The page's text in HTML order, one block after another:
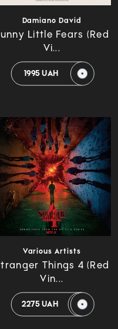
Damiano David
Little Fears (Red
Vi...
1995 UAH
Various Artists
Things 4 (Red
Vin...
2275 UAH